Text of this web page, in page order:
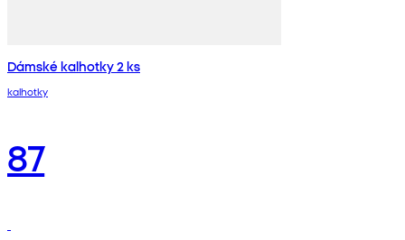
Dámské kalhotky 2 ks
kalhotky
87